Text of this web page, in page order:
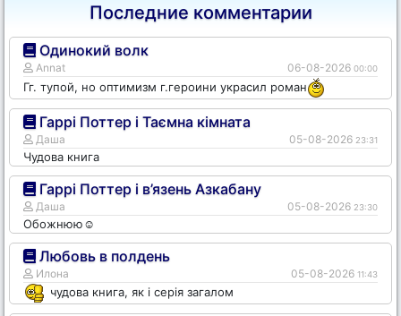
Последние комментарии
Одинокий волк
Annat 06-08-2026 00:00
Гг. тупой, но оптимизм г.героини украсил роман
Гаррі Поттер і Таємна кімната
Даша 05-08-2026 23:31
Чудова книга
Гаррі Поттер і в’язень Азкабану
Даша 05-08-2026 23:30
Обожнюю☺️
Любовь в полдень
Илона 05-08-2026 11:43
чудова книга, як і серія загалом